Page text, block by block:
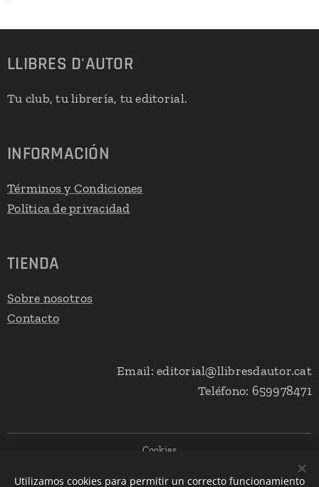
LLIBRES D'AUTOR
Tu club, tu librería, tu editorial.
INFORMACIÓN
Términos y Condiciones
Política de privacidad
TIENDA
Sobre nosotros
Contacto
Email: editorial@llibresdautor.cat
Teléfono: 659978471
Cookies
Idiomas
Utilizamos cookies para permitir un correcto funcionamiento